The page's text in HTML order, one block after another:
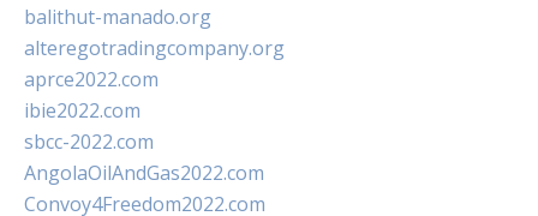
balithut-manado.org
alteregotradingcompany.org
aprce2022.com
ibie2022.com
sbcc-2022.com
AngolaOilAndGas2022.com
Convoy4Freedom2022.com